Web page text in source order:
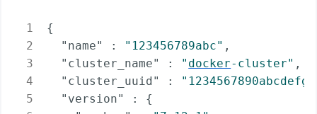
{
"name"
: "123456789abc" ,
"cluster_name"
: " docker-cluster" ,
"cluster_uuid"
:
"version"
: {